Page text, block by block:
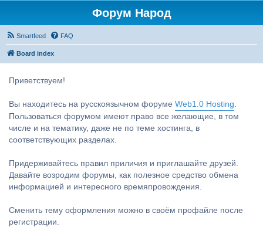
Форум Народ
Smartfeed FAQ
Board index
Приветствуем!
Вы находитесь на русскоязычном форуме Web1.0 Hosting.
Пользоваться форумом имеют право все желающие, в том
числе и на тематику, даже не по теме хостинга, в
соответствующих разделах.
Придерживайтесь правил приличия и приглашайте друзей.
Давайте возродим форумы, как полезное средство обмена
информацией и интересного времяпровождения.
Сменить тему оформления можно в своём профайле после
регистрации.